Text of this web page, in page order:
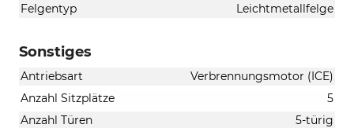
Felgentyp
Leichtmetallfelge
Sonstiges
Antriebsart
Verbrennungsmotor (ICE)
Anzahl Sitzplätze
5
Anzahl Türen
5-türig